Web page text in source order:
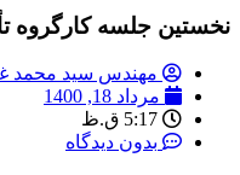
نخستین جلسه کارگروه
مهندس سید محمد
مرداد 18, 1400
5:17 ق.ظ
بدون دیدگاه